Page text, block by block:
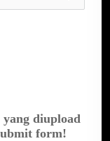
yang diupload
form!